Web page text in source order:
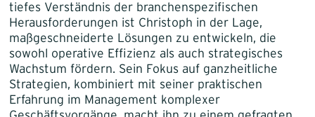
tiefes Verständnis der branchenspezifischen
Herausforderungen ist Christoph in der Lage,
maßgeschneiderte Lösungen zu entwickeln, die
sowohl operative Effizienz als auch strategisches
Wachstum fördern. Sein Fokus auf ganzheitliche
Strategien, kombiniert mit seiner praktischen
Erfahrung im Management komplexer